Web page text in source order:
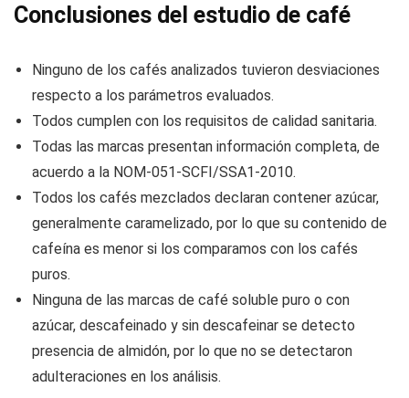
Conclusiones del estudio de café
Ninguno de los cafés analizados tuvieron desviaciones
respecto a los parámetros evaluados.
Todos cumplen con los requisitos de calidad sanitaria.
Todas las marcas presentan información completa, de
acuerdo a la NOM-051-SCFI/SSA1-2010.
Todos los cafés mezclados declaran contener azúcar,
generalmente caramelizado, por lo que su contenido de
cafeína es menor si los comparamos con los cafés
puros.
Ninguna de las marcas de café soluble puro o con
azúcar, descafeinado y sin descafeinar se detecto
presencia de almidón, por lo que no se detectaron
adulteraciones en los análisis.